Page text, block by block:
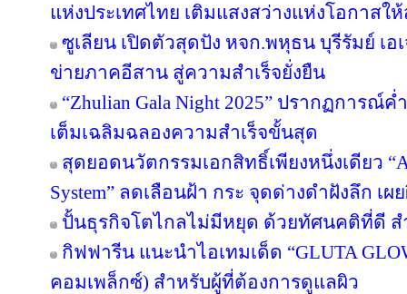
แห่งประเทศไทย เติมแสงสว่างแห่งโอกาสใ
ซูเลียน เปิดตัวสุดปัง หจก.พหุธน บุรีรัมย์ เอ
ข่ายภาคอีสาน สู่ความสำเร็จยั่งยืน
“Zhulian Gala Night 2025” ปรากฏการณ์
เต็มเฉลิมฉลองความสำเร็จขั้นสุด
สุดยอดนวัตกรรมเอกสิทธิ์เพียงหนึ่งเดียว
System” ลดเลือนฝ้า กระ จุดด่างดำฝังลึก เ
ปั้นธุรกิจโตไกลไม่มีหยุด ด้วยทัศนคติที่ดี ส
กิฟฟารีน แนะนำไอเทมเด็ด “GLUTA
คอมเพล็กซ์) สำหรับผู้ที่ต้องการดูแลผิว